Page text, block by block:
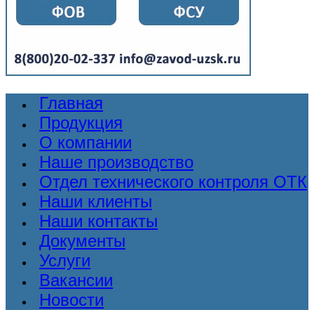
Главная
Продукция
О компании
Наше производство
Отдел технического контроля ОТК
Наши клиенты
Наши контакты
Документы
Услуги
Вакансии
Новости